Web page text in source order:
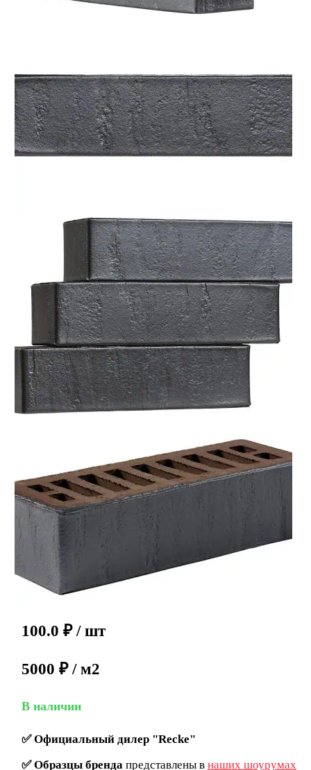
100.0 ₽ / шт
5000 ₽ / м2
В наличии
✅Официальный дилер "Recke"
✅Образцы брендапредставлены в наших шоурумах